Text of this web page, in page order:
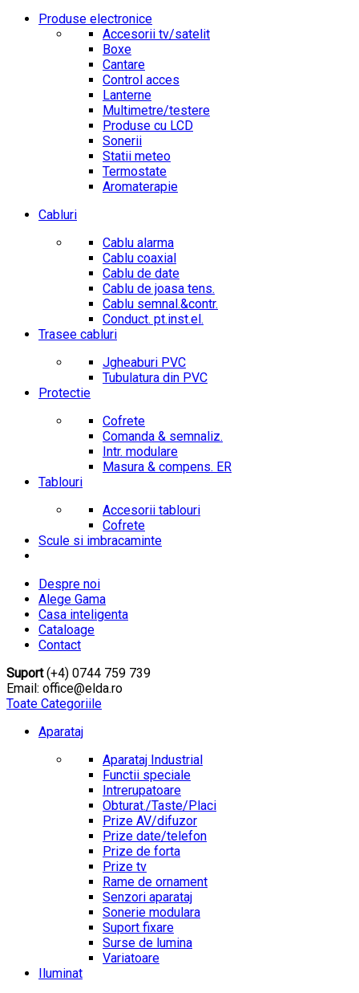
Produse electronice
Accesorii tv/satelit
Boxe
Cantare
Control acces
Lanterne
Multimetre/testere
Produse cu LCD
Sonerii
Statii meteo
Termostate
Aromaterapie
Cabluri
Cablu alarma
Cablu coaxial
Cablu de date
Cablu de joasa tens.
Cablu semnal.&contr.
Conduct. pt.inst.el.
Trasee cabluri
Jgheaburi PVC
Tubulatura din PVC
Protectie
Cofrete
Comanda & semnaliz.
Intr. modulare
Masura & compens. ER
Tablouri
Accesorii tablouri
Cofrete
Scule si imbracaminte
Despre noi
Alege Gama
Casa inteligenta
Cataloage
Contact
Suport(+4) 0744 759 739
Email: office@elda.ro
Toate Categoriile
Aparataj
Aparataj Industrial
Functii speciale
Intrerupatoare
Obturat./Taste/Placi
Prize AV/difuzor
Prize date/telefon
Prize de forta
Prize tv
Rame de ornament
Senzori aparataj
Sonerie modulara
Suport fixare
Surse de lumina
Variatoare
Iluminat